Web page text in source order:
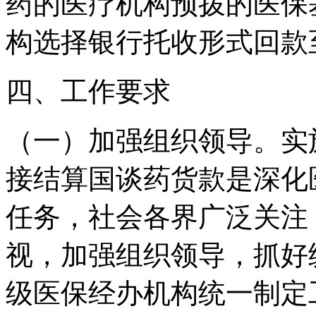
构选择银行托收形式回
四、工作要求
（一）加强组织领导。
接结算国谈药货款是深
任务，社会各界广泛关
视，加强组织领导，抓
级医保经办机构统一制